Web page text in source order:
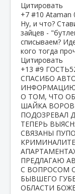
Цитировать
+7 #10 Ataman
Ну, и что?
зайцев -
списываем?
кого тогда
Цитировать
+13 #9
СПАСИБО
О ТОМ, ЧТО
ШАЙКА ВОРОВ
ПОДОЗРЕВАЛ
ТЕПЕРЬ
СВЯЗАНЫ
ПРЕДЛАГАЮ
С ВОПРОСОМ
БЫВШЕГО
ОБЛАСТИ